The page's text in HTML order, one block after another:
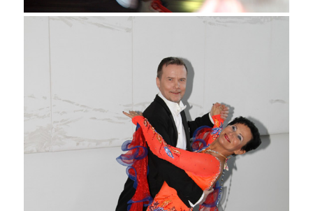
Erkki Tallgren ja Aila-Kaija
Hjulberg